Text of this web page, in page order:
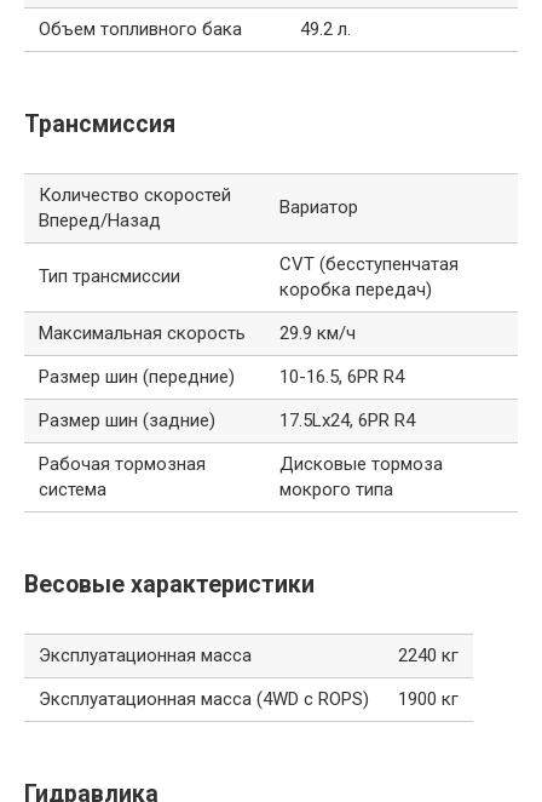
Объем топливного бака
49.2 л.
Трансмиссия
Количество скоростей
Вперед/Назад
Вариатор
Тип трансмиссии
CVT (бесступенчатая
коробка передач)
Максимальная скорость
29.9 км/ч
Размер шин (передние)
10-16.5, 6PR R4
Размер шин (задние)
17.5Lx24, 6PR R4
Рабочая тормозная
система
Дисковые тормоза
мокрого типа
Весовые характеристики
Эксплуатационная масса
2240 кг
Эксплуатационная масса (4WD с ROPS)
1900 кг
Гидравлика